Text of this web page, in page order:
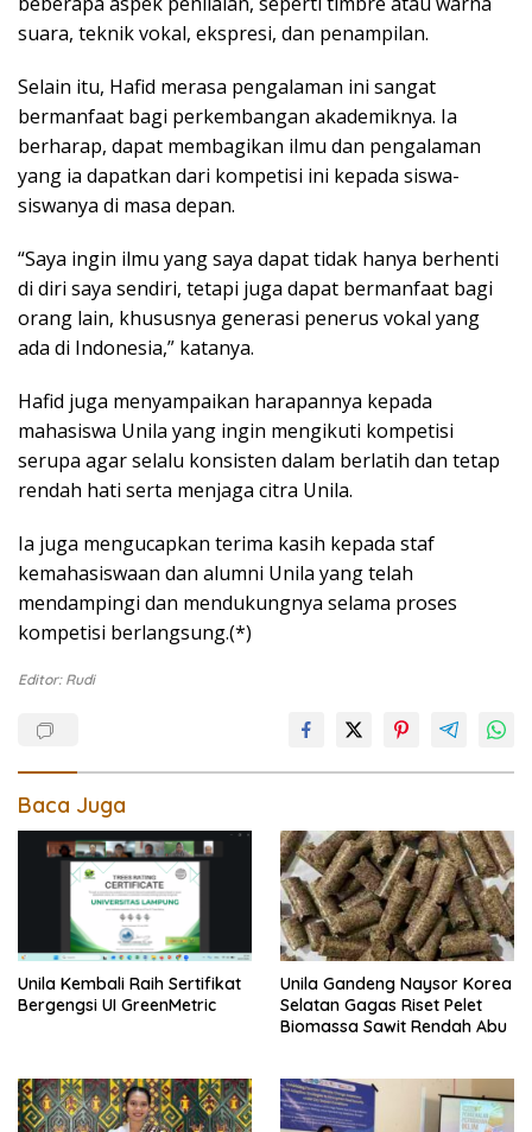
suara, teknik vokal, ekspresi, dan penampilan.
Selain itu, Hafid merasa pengalaman ini sangat
bermanfaat bagi perkembangan akademiknya. Ia
berharap, dapat membagikan ilmu dan pengalaman
yang ia dapatkan dari kompetisi ini kepada siswa-
siswanya di masa depan.
“Saya ingin ilmu yang saya dapat tidak hanya berhenti
di diri saya sendiri, tetapi juga dapat bermanfaat bagi
orang lain, khususnya generasi penerus vokal yang
ada di Indonesia,” katanya.
Hafid juga menyampaikan harapannya kepada
mahasiswa Unila yang ingin mengikuti kompetisi
serupa agar selalu konsisten dalam berlatih dan tetap
rendah hati serta menjaga citra Unila.
Ia juga mengucapkan terima kasih kepada staf
kemahasiswaan dan alumni Unila yang telah
mendampingi dan mendukungnya selama proses
kompetisi berlangsung.(*)
Editor: Rudi
Baca Juga
Unila Kembali Raih Sertifikat
Bergengsi UI GreenMetric
Unila Gandeng Naysor Korea
Selatan Gagas Riset Pelet
Biomassa Sawit Rendah Abu